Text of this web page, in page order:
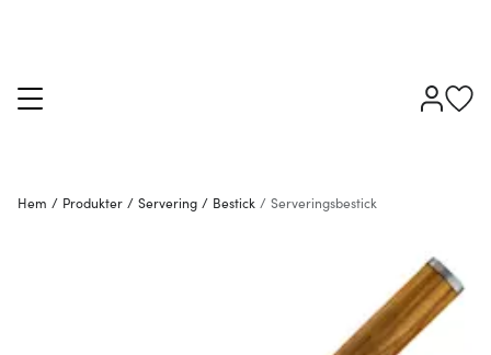
Hem / Produkter / Servering / Bestick / Serveringsbestick